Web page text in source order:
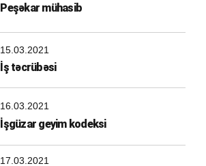
Peşəkar mühasib
15.03.2021
İş təcrübəsi
16.03.2021
İşgüzar geyim kodeksi
17.03.2021